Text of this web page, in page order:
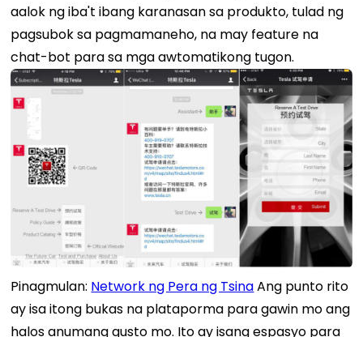
aalok ng iba't ibang karanasan sa produkto, tulad ng
pagsubok sa pagmamaneho, na may feature na
chat-bot para sa mga awtomatikong tugon.
Pinagmulan: Network ng Pera ng TsinaAng punto rito
ay isa itong bukas na plataporma para gawin mo ang
halos anumang gusto mo. Ito ay isang espasyo para